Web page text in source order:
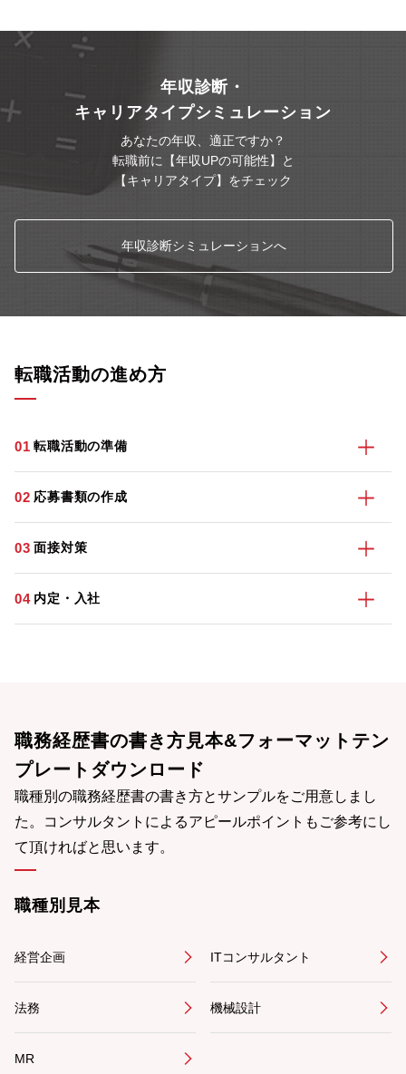
年収診断・
キャリアタイプシミュレーション
あなたの年収、適正ですか？
転職前に【年収UPの可能性】と
【キャリアタイプ】をチェック
年収診断シミュレーションへ
転職活動の進め方
01 転職活動の準備
02 応募書類の作成
03 面接対策
04 内定・入社
職務経歴書の書き方見本&フォーマットテン
プレートダウンロード
職種別の職務経歴書の書き方とサンプルをご用意しまし
た。コンサルタントによるアピールポイントもご参考にし
て頂ければと思います。
職種別見本
経営企画 ITコンサルタント
法務 機械設計
MR